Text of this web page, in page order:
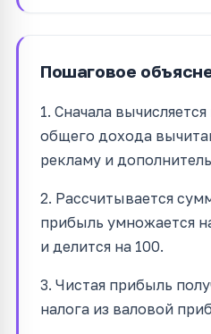
Пошаговое
1. Сначала
общего дохода
рекламу и
2. Рассчитывается
прибыль умножается
и делится на 100.
3. Чистая прибыль
налога из валовой